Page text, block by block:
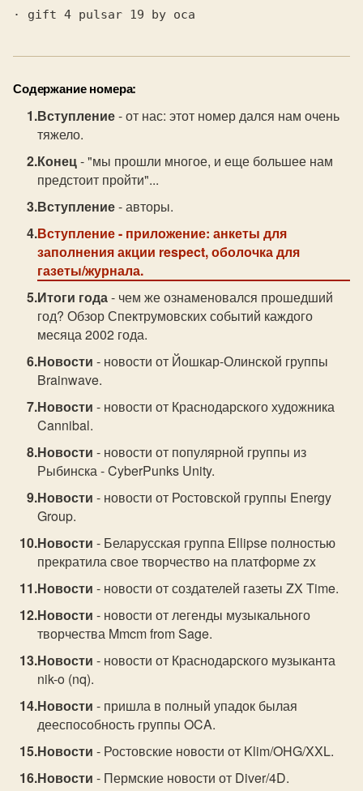
· gift 4 pulsar 19 by oca
Содержание номера:
Вступление- от нас: этот номер дался нам очень
тяжело.
Конец- "мы прошли многое, и еще большее нам
предстоит пройти"...
Вступление- авторы.
Вступление- приложение: анкеты для
заполнения акции respect, оболочка для
газеты/журнала.
Итоги года- чем же ознаменовался прошедший
год? Обзор Спектрумовских событий каждого
месяца 2002 года.
Новости - новости от Йошкар-Олинской группы
Brainwave.
Новости - новости от Краснодарского художника
Cannibal.
Новости - новости от популярной группы из
Рыбинска - CyberPunks Unity.
Новости - новости от Ростовской группы Energy
Group.
Новости - Беларусская группа Ellipse полностью
прекратила свое творчество на платформе zx
Новости - новости от создателей газеты ZX Time.
Новости - новости от легенды музыкального
творчества Mmcm from Sage.
Новости - новости от Краснодарского музыканта
nik-o (nq).
Новости - пришла в полный упадок былая
дееспособность группы OCA.
Новости - Ростовские новости от Klim/OHG/XXL.
Новости - Пермские новости от Diver/4D.